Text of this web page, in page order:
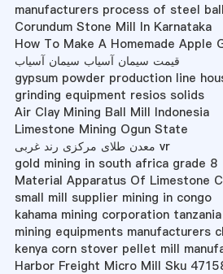
manufacturers process of steel
Corundum Stone Mill In Karnataka
How To Make A Homemade Apple
قیمت سیمان آسیاب سیمان آسیاب
gypsum powder production line
grinding equipment resios solids
Air Clay Mining Ball Mill Indonesia
Limestone Mining Ogun State
معدن طلای مرکزی رند غربی vr
gold mining in south africa grade 8
Material Apparatus Of Limestone
small mill supplier mining in congo
kahama mining corporation tanzania
mining equipments manufacturers
kenya corn stover pellet mill
Harbor Freight Micro Mill Sku